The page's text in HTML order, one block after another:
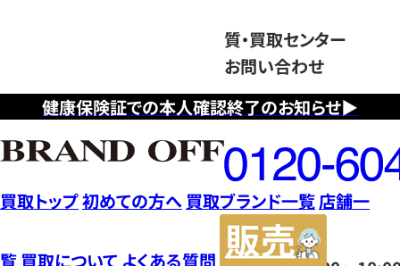
健康保険証での本人確認終了のお知らせ▶
質・買取センター
お問い合わせ
フ
リ
ー
ダ
イ
ヤ
買取トップ初めての方へ 買取ブランド一覧店舗一
覧 買取について よくある質問